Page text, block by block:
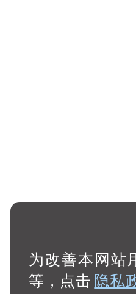
为改善本网站
等，点击隐私